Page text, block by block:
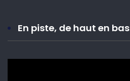
En piste, de haut en bas